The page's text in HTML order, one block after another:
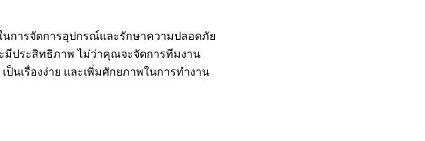
นการจัดการอุปกรณ์และรักษาความปลอดภัย
มีประสิทธิภาพ ไม่ว่าคุณจะจัดการทีมงาน
นเรื่องง่าย และเพิ่มศักยภาพในการทำงาน